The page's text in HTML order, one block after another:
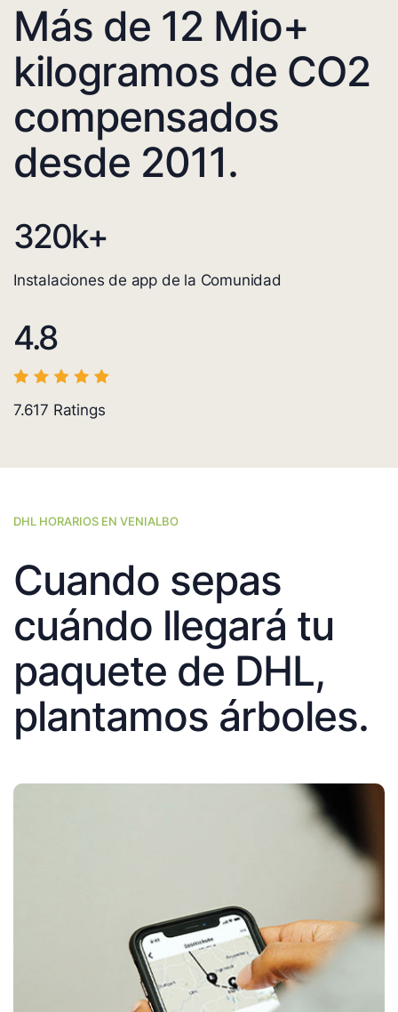
Más de 12 Mio+
kilogramos de CO2
compensados
desde 2011.
320k+
Instalaciones de app de la Comunidad
4.8
7.617 Ratings
DHL HORARIOS EN VENIALBO
Cuando sepas
cuándo llegará tu
paquete de DHL,
plantamos árboles.